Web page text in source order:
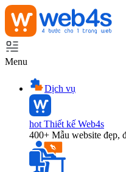
Menu
Dịch vụ
hot Thiết kế Web4s
400+ Mẫu website đẹp,